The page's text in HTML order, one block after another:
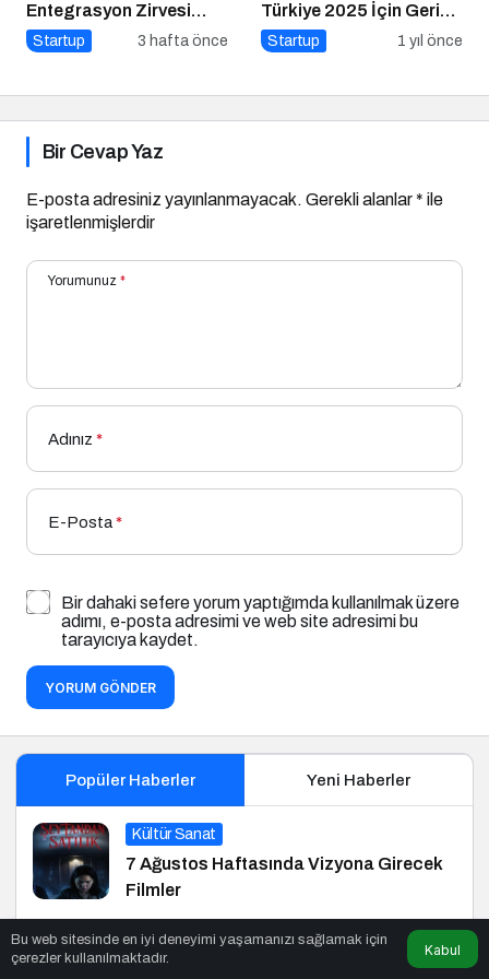
Entegrasyon Zirvesi
Ankara’da
Startup 3 hafta önce
Türkiye 2025 İçin Geri
Sayım!
Startup 1 yıl önce
Bir Cevap Yaz
E-posta adresiniz yayınlanmayacak. Gerekli alanlar* ile
işaretlenmişlerdir
Yorumunuz *
Adınız *
E-Posta*
Bir dahaki sefere yorum yaptığımda kullanılmak üzere
adımı, e-posta adresimi ve web site adresimi bu
tarayıcıya kaydet.
YORUM GÖNDER
Popüler Haberler Yeni Haberler
Kültür Sanat
7 Ağustos Haftasında Vizyona Girecek
Filmler
Siyaset
Bu web sitesinde en iyi deneyimi yaşamanızı sağlamak için
çerezler kullanılmaktadır.
Kabul